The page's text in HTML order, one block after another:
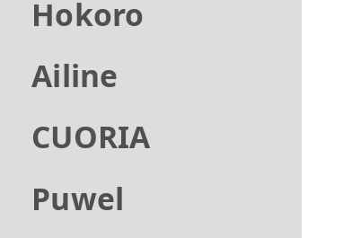
Hokoro
Ailine
CUORIA
Puwel